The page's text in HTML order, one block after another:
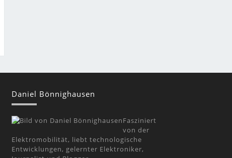
Daniel Bönnighausen
Fasziniert
von der
Elektromobilität, liebt technologische
Entwicklungen, gelernter Elektroniker,